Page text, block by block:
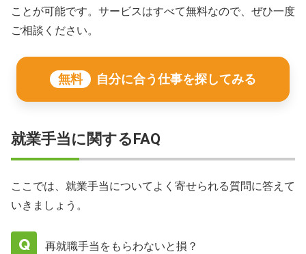
ことが可能です。サービスはすべて無料なので、ぜひ一度
ご相談ください。
無料 自分に合う仕事を探してみる
就業手当に関するFAQ
ここでは、就業手当についてよく寄せられる質問に答えて
いきましょう。
再就職手当をもらわないと損？